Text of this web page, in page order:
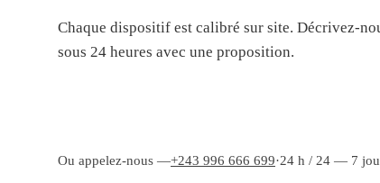
Chaque dispositif est calibré sur site. Décrivez-
sous 24 heures avec une proposition.
Ou appelez-nous —+243 996 666 699·24 h / 24 — 7